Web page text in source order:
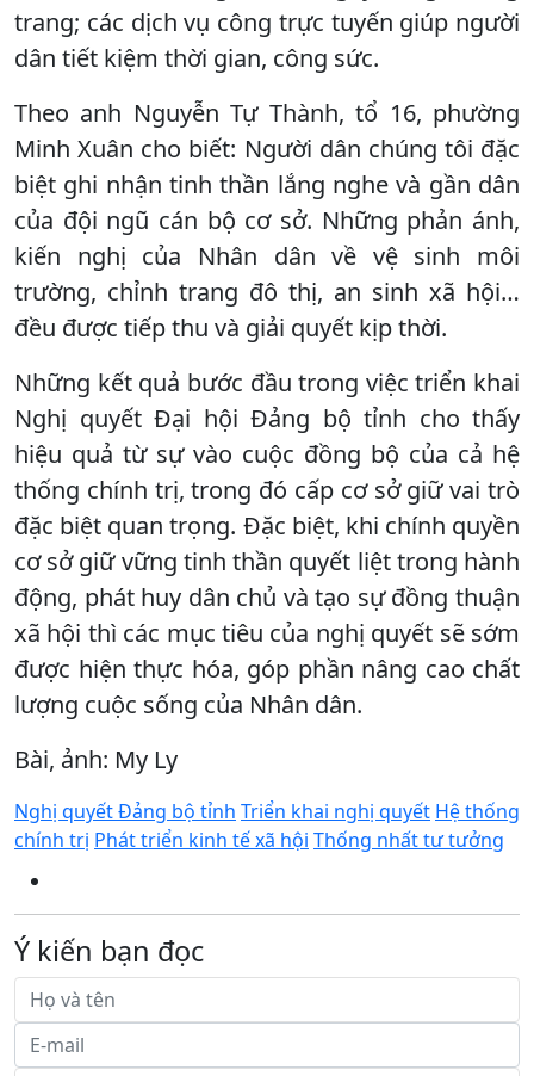
trang; các dịch vụ công trực tuyến giúp người
dân tiết kiệm thời gian, công sức.
Theo anh Nguyễn Tự Thành, tổ 16, phường
Minh Xuân cho biết: Người dân chúng tôi đặc
biệt ghi nhận tinh thần lắng nghe và gần dân
của đội ngũ cán bộ cơ sở. Những phản ánh,
kiến nghị của Nhân dân về vệ sinh môi
trường, chỉnh trang đô thị, an sinh xã hội…
đều được tiếp thu và giải quyết kịp thời.
Những kết quả bước đầu trong việc triển khai
Nghị quyết Đại hội Đảng bộ tỉnh cho thấy
hiệu quả từ sự vào cuộc đồng bộ của cả hệ
thống chính trị, trong đó cấp cơ sở giữ vai trò
đặc biệt quan trọng. Đặc biệt, khi chính quyền
cơ sở giữ vững tinh thần quyết liệt trong hành
động, phát huy dân chủ và tạo sự đồng thuận
xã hội thì các mục tiêu của nghị quyết sẽ sớm
được hiện thực hóa, góp phần nâng cao chất
lượng cuộc sống của Nhân dân.
Bài, ảnh: My Ly
Nghị quyết Đảng bộ tỉnh Triển khai nghị quyết Hệ thống
chính trị Phát triển kinh tế xã hội Thống nhất tư tưởng
Ý kiến bạn đọc